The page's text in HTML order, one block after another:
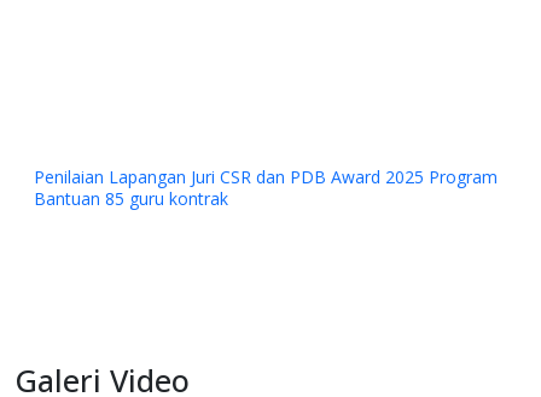
Penilaian Lapangan Juri CSR dan PDB Award 2025 Program
Bantuan 85 guru kontrak
Galeri Video